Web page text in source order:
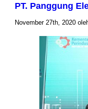
PT. Panggung
November 27th, 2020